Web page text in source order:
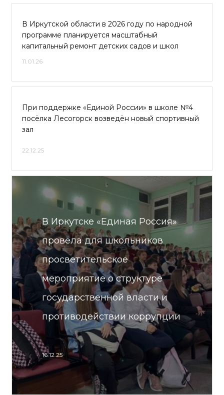
В Иркутской области в 2026 году по народной
программе планируется масштабный
капитальный ремонт детских садов и школ
11.01.26
При поддержке «Единой России» в школе №4
посёлка Лесогорск возведён новый спортивный
зал
22.12.25
В Иркутске «Единая Россия»
провела для школьников
просветительское
мероприятие о структуре
государственной власти и
противодействии коррупции
16.12.25